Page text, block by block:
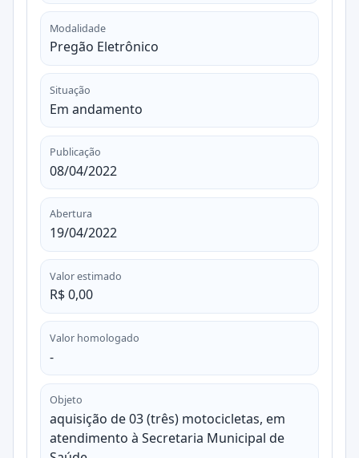
Modalidade
Pregão Eletrônico
Situação
Em andamento
Publicação
08/04/2022
Abertura
19/04/2022
Valor estimado
R$ 0,00
Valor homologado
-
Objeto
aquisição de 03 (três) motocicletas, em
atendimento à Secretaria Municipal de